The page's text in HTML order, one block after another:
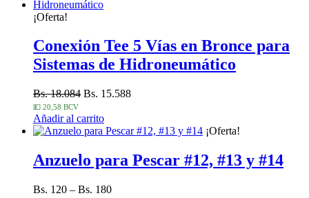
¡Oferta!
Conexión Tee 5 Vías en Bronce para
Sistemas de Hidroneumático
Bs. 18.084 Bs. 15.588
💵 20,58 BCV
Añadir al carrito
¡Oferta!
Anzuelo para Pescar #12, #13 y #14
Bs. 120 – Bs. 180